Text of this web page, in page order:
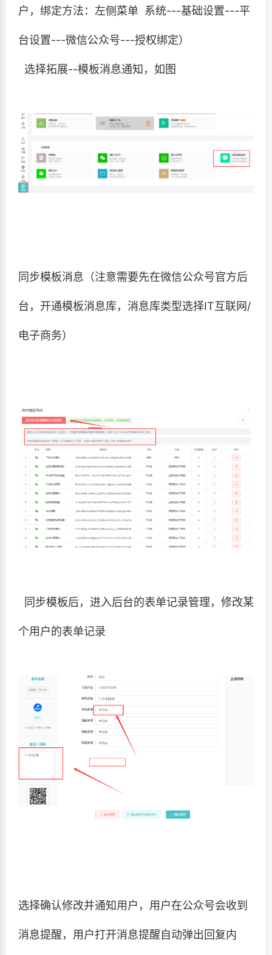
户，绑定方法：左侧菜单 系统---基础设置---平
台设置---微信公众号---授权绑定）
选择拓展--模板消息通知，如图
同步模板消息（注意需要先在微信公众号官方后
台，开通模板消息库，消息库类型选择IT互联网/
电子商务）
同步模板后，进入后台的表单记录管理，修改某
个用户的表单记录
选择确认修改并通知用户，用户在公众号会收到
消息提醒，用户打开消息提醒自动弹出回复内